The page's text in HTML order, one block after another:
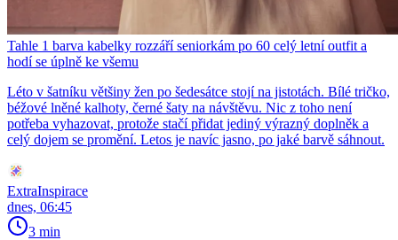
Tahle 1 barva kabelky rozzáří seniorkám po 60 celý letní outfit a
hodí se úplně ke všemu
Léto v šatníku většiny žen po šedesátce stojí na jistotách. Bílé tričko,
béžové lněné kalhoty, černé šaty na návštěvu. Nic z toho není
potřeba vyhazovat, protože stačí přidat jediný výrazný doplněk a
celý dojem se promění. Letos je navíc jasno, po jaké barvě sáhnout.
ExtraInspirace
dnes, 06:45
3 min